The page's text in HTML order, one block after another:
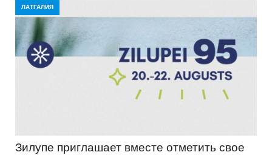
ЛАТГАЛИЯ
Зилупе приглашает вместе отметить свое